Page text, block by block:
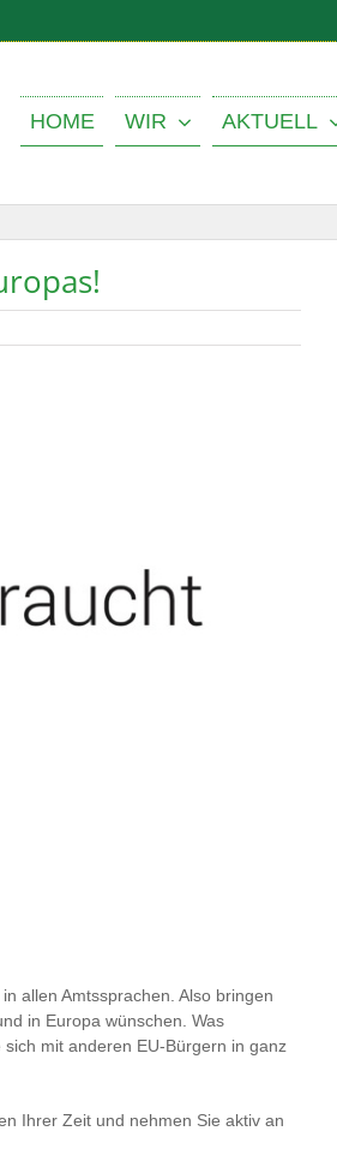
HOME WIR AKTUELL
allen Amtssprachen. Also bringen
in Europa wünschen. Was
mit anderen EU-Bürgern in ganz
Ihrer Zeit und nehmen Sie aktiv an